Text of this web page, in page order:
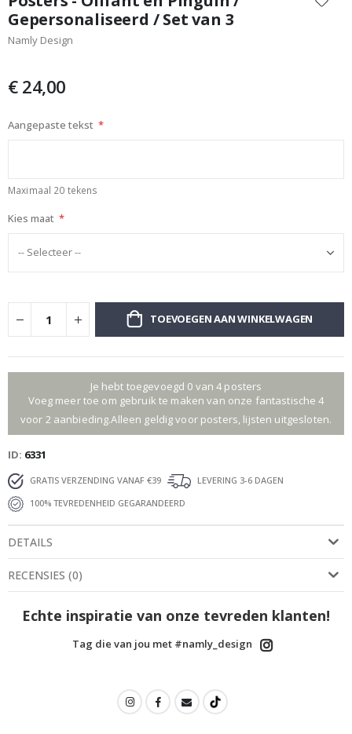
het
begin
van
gallerij
Gepersonaliseerd / Set van 3
Namly Design
€ 24,00
Aangepaste tekst
Maximaal 20 tekens
Kies maat
TOEVOEGEN AAN WINKELWAGEN
Je hebt toegevoegd 0 van 4 posters
Voeg meer toe om gebruik te maken van onze fantastische 4
voor 2 aanbieding.Alleen geldig voor posters, lijsten uitgesloten.
ID 6331
GRATIS VERZENDING VANAF €39
LEVERING 3-6 DAGEN
100% TEVREDENHEID GEGARANDEERD
DETAILS
RECENSIES (0)
Echte inspiratie van onze tevreden klanten!
Tag die van jou met #namly_design